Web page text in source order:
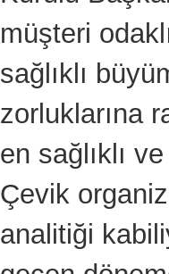
müşteri
sağlıklı
zorluklarına
en sağlıklı
Çevik
analitiği